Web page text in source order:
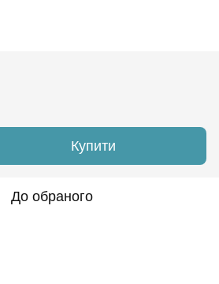
Купити
До обраного